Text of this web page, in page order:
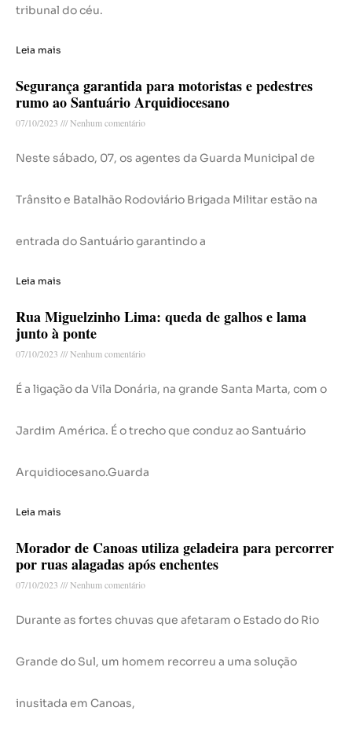
tribunal do céu.
Leia mais
Segurança garantida para motoristas e pedestres
rumo ao Santuário Arquidiocesano
07/10/2023 Nenhum comentário
Neste sábado, 07, os agentes da Guarda Municipal de
Trânsito e Batalhão Rodoviário Brigada Militar estão na
entrada do Santuário garantindo a
Leia mais
Rua Miguelzinho Lima: queda de galhos e lama
junto à ponte
07/10/2023 Nenhum comentário
É a ligação da Vila Donária, na grande Santa Marta, com o
Jardim América. É o trecho que conduz ao Santuário
Arquidiocesano.Guarda
Leia mais
Morador de Canoas utiliza geladeira para percorrer
por ruas alagadas após enchentes
07/10/2023 Nenhum comentário
Durante as fortes chuvas que afetaram o Estado do Rio
Grande do Sul, um homem recorreu a uma solução
inusitada em Canoas,